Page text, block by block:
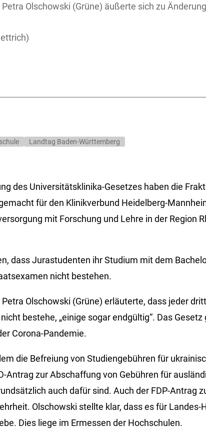
Olschowski (Grüne) äußerte sich zu
Landtag Baden-Württemberg
des Universitätsklinika-Gesetzes haben die
für den Klinikverbund Heidelberg-
mit Forschung und Lehre in der Region
dass Jurastudenten ihr Studium mit dem
nicht bestehen.
Olschowski (Grüne) erläuterte, dass jeder
bestehe, „einige sogar endgültig“. Das Gesetz
Corona-Pandemie.
die Befreiung von Studiengebühren für
Antrag zur Abschaffung von Gebühren für
auch dafür sind. Auch der FDP-Antrag
Olschowski stellte klar, dass es für Landes-
Dies liege im Ermessen der Hochschulen.